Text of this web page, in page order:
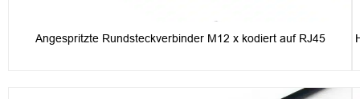
Angespritzte Rundsteckverbinder M12 x kodiert auf RJ45